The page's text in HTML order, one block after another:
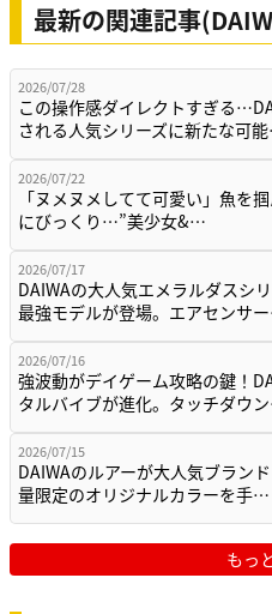
最新の関連記事
2026/07/28
この操作感ダイレクトすぎる
される人気シリーズに新たな可
2026/07/22
「ヌメヌメしてて可愛い」魚を
にびっくり…”美少女&…
2026/07/17
DAIWAの大人気エメラルダスシ
最強モデルが登場。エアセンサ
2026/07/16
強波動がデイゲーム攻略の鍵！
タルバイブが進化。タッチダウ
2026/07/15
DAIWAのルアーが大人気ブラン
量限定のオリジナルカラーを手…
もっ